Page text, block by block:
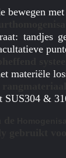
bewegen
tandjes
materiële
&